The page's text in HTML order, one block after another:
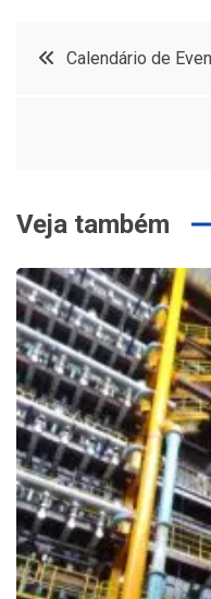
Navegação
Calendário de
Veja também